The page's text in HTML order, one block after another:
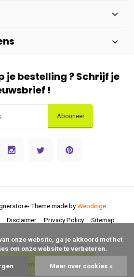
aan winkelwagen
je bestelling ? Schrijf je
!
Abonneer
Disclaimer Privacy Policy Sitemap
- Theme made byWebdinge
om onze website te verbeteren.
Meer over cookies »